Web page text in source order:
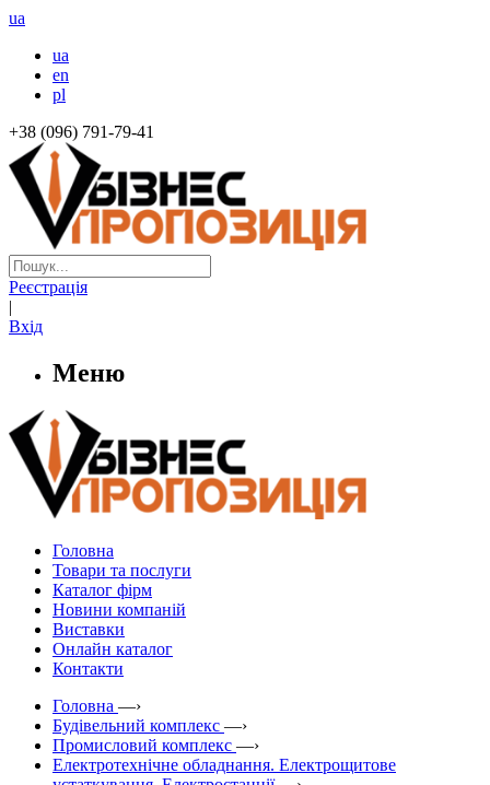
ua
ua
en
pl
+38 (096) 791-79-41
Реєстрація
|
Вхід
Меню
Головна
Товари та послуги
Каталог фірм
Новини компаній
Виставки
Онлайн каталог
Контакти
Головна —›
Будівельний комплекс —›
Промисловий комплекс —›
Електротехнічне обладнання. Електрощитове